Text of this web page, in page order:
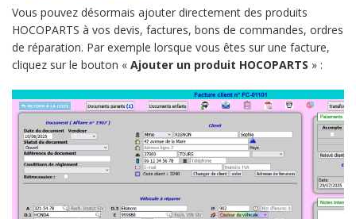
Vous pouvez désormais ajouter directement des produits
HOCOPARTS à vos devis, factures, bons de commandes, ordres
de réparation. Par exemple lorsque vous êtes sur une facture,
cliquez sur le bouton « Ajouter un produit HOCOPARTS » :